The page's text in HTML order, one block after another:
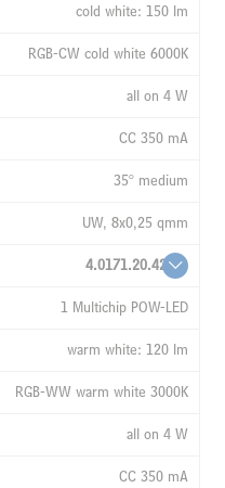
cold white: 150 lm
RGB-CW cold white 6000K
all on 4 W
CC 350 mA
35° medium
UW, 8x0,25 qmm
4.0171.20.42
1 Multichip POW-LED
warm white: 120 lm
RGB-WW warm white 3000K
all on 4 W
CC 350 mA